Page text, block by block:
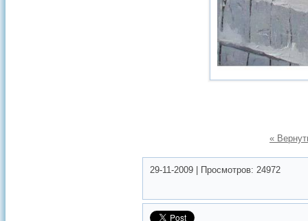
«
29-11-2009 Просмотров: 24972